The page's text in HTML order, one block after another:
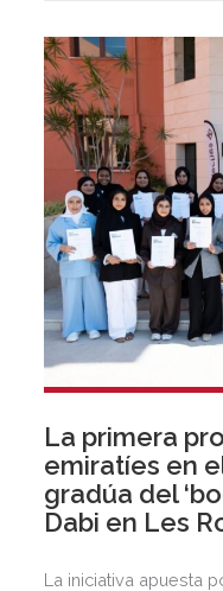
La primera
emiratíes en
gradúa del
Dabi en Les
La iniciativa apuesta